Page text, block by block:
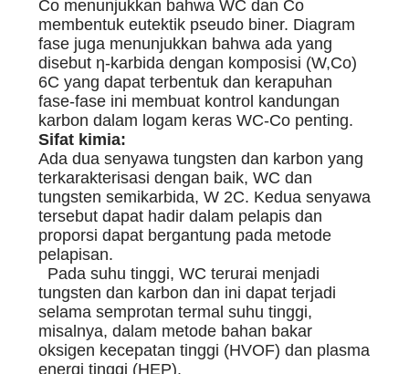
Co menunjukkan bahwa WC dan Co
membentuk eutektik pseudo biner. Diagram
fase juga menunjukkan bahwa ada yang
disebut η-karbida dengan komposisi (W,Co)
6C yang dapat terbentuk dan kerapuhan
fase-fase ini membuat kontrol kandungan
karbon dalam logam keras WC-Co penting.
Sifat kimia:
Ada dua senyawa tungsten dan karbon yang
terkarakterisasi dengan baik, WC dan
tungsten semikarbida, W 2C. Kedua senyawa
tersebut dapat hadir dalam pelapis dan
proporsi dapat bergantung pada metode
pelapisan.
Pada suhu tinggi, WC terurai menjadi
tungsten dan karbon dan ini dapat terjadi
selama semprotan termal suhu tinggi,
misalnya, dalam metode bahan bakar
oksigen kecepatan tinggi (HVOF) dan plasma
energi tinggi (HEP).